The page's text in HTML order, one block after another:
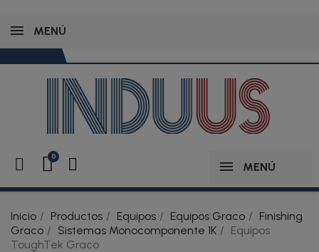
MENÚ
MENÚ
Inicio Productos Equipos Equipos Graco
Finishing
Graco
Sistemas Monocomponente 1K
Equipos
ToughTek Graco